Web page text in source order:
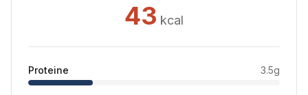
43 kcal
Proteine 3.5g